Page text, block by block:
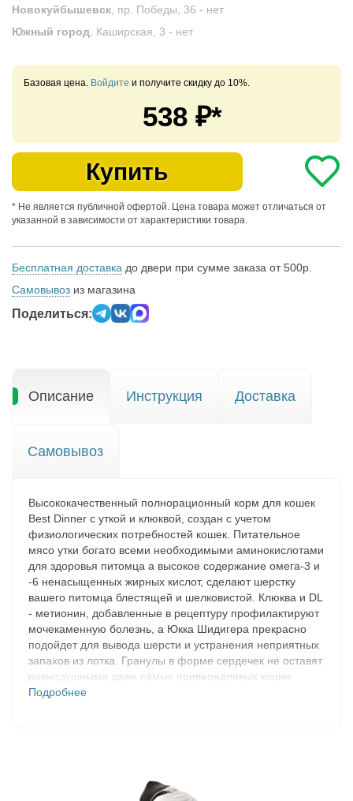
Новокуйбышевск , пр. Победы, 36 - нет
Южный город , Каширская, 3 - нет
Базовая цена. Войдите и получите скидку до 10%.
538 ₽*
Купить
* Не является публичной офертой. Цена товара может отличаться от
указанной в зависимости от характеристики товара.
Бесплатная доставка до двери при сумме заказа от 500р.
Самовывоз из магазина
Поделиться:
Описание Инструкция Доставка
Самовывоз
Высококачественный полнорационный корм для кошек
Best Dinner с уткой и клюквой, создан с учетом
физиологических потребностей кошек. Питательное
мясо утки богато всеми необходимыми аминокислотами
для здоровья питомца а высокое содержание омега-3 и
-6 ненасыщенных жирных кислот, сделают шерстку
вашего питомца блестящей и шелковистой. Клюква и DL
- метионин, добавленные в рецептуру профилактируют
мочекаменную болезнь, а Юкка Шидигера прекрасно
подойдет для вывода шерсти и устранения неприятных
запахов из лотка. Гранулы в форме сердечек не оставят
равнодушными даже самых привередливых кошек.
СОСТАВ:
сухие, семена льна, масло лосося, плоды шиповника,
смородина, клюква, юкка Шидигера, корень цикория
Подробнее